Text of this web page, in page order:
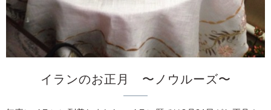
イランのお正月 〜ノウルーズ〜